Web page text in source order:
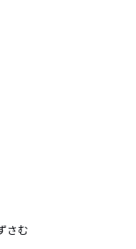
さむ